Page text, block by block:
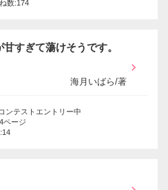
数:174
すぎて蕩けそうです。
海月いばら/著
ンテストエントリー中
ページ